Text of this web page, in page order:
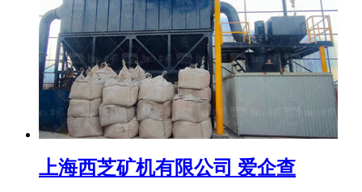
上海西芝矿机有限公司 爱企查